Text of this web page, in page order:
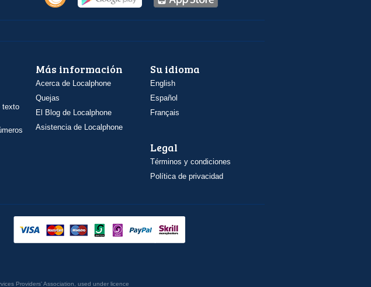
texto
Más información
Acerca de Localphone
Quejas
El Blog de Localphone
Asistencia de Localphone
Su idioma
English
Español
Français
Legal
Términos y condiciones
Política de privacidad
Providers’ Association, used under licence